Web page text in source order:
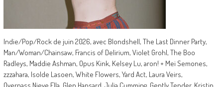
Indie/Pop/Rock de juin 2026, avec Blondshell, The Last Dinner Party,
Man/Woman/Chainsaw, Francis of Delirium, Violet Grohl, The Boo
Radleys, Maddie Ashman, Opus Kink, Kelsey Lu, aron! + Mei Semones,
zzzahara, Isolde Lasoen, White Flowers, Yard Act, Laura Veirs,